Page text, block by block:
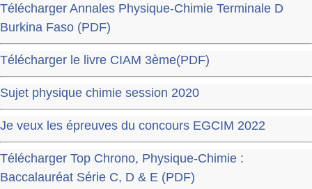
Télécharger Annales Physique-Chimie Terminale D
Burkina Faso (PDF)
Télécharger le livre CIAM 3ème(PDF)
Sujet physique chimie session 2020
Je veux les épreuves du concours EGCIM 2022
Télécharger Top Chrono, Physique-Chimie :
Baccalauréat Série C, D & E (PDF)